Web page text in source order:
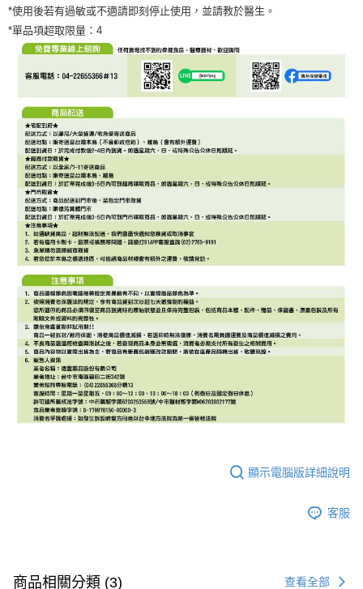
*使用後若有過敏或不適請即刻停止使用，並請教於醫生。
*單品項超取限量：4
顯示電腦版詳細說明
客服
商品相關分類 (3) 查看全部